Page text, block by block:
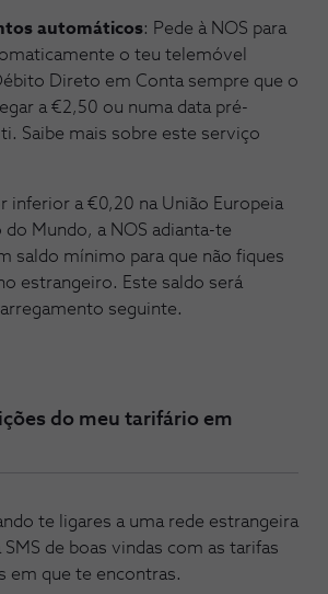
automáticos: Pede à NOS para
o teu telemóvel
Direto em Conta sempre que o
a €2,50 ou numa data pré-
Saibe mais sobre este serviço
inferior a €0,20 na União Europeia
do Mundo, a NOS adianta-te
saldo mínimo para que não fiques
estrangeiro. Este saldo será
seguinte.
do meu tarifário em
te ligares a uma rede estrangeira
de boas vindas com as tarifas
em que te encontras.